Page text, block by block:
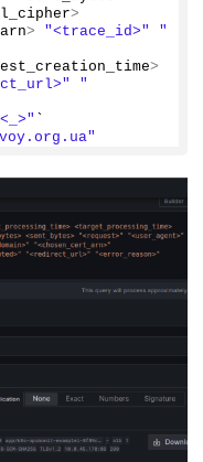
>
> "<trace_id>"
"
>
"
`